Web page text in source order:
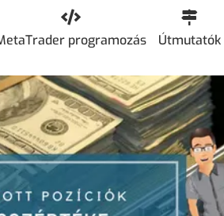
programozás Útmutatók